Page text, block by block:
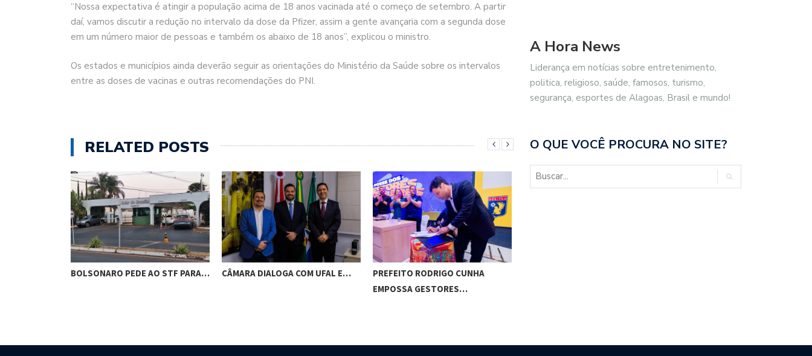
“Nossa expectativa é atingir a população acima de 18 anos vacinada até o começo de setembro. A partir
daí, vamos discutir a redução no intervalo da dose da Pfizer, assim a gente avançaria com a segunda dose
em um número maior de pessoas e também os abaixo de 18 anos”, explicou o ministro.
Os estados e municípios ainda deverão seguir as orientações do Ministério da Saúde sobre os intervalos
entre as doses de vacinas e outras recomendações do PNI.
RELATED POSTS
CÂMARA DIALOGA COM UFAL E…
PREFEITO RODRIGO CUNHA
CHICO FILHO DESTACA
POTENCIAL ESPORTIVO,…
A Hora News
Liderança em notícias sobre entretenimento,
politica, religioso, saúde, famosos, turismo,
segurança, esportes de Alagoas, Brasil e mundo!
O QUE VOCÊ PROCURA NO SITE?